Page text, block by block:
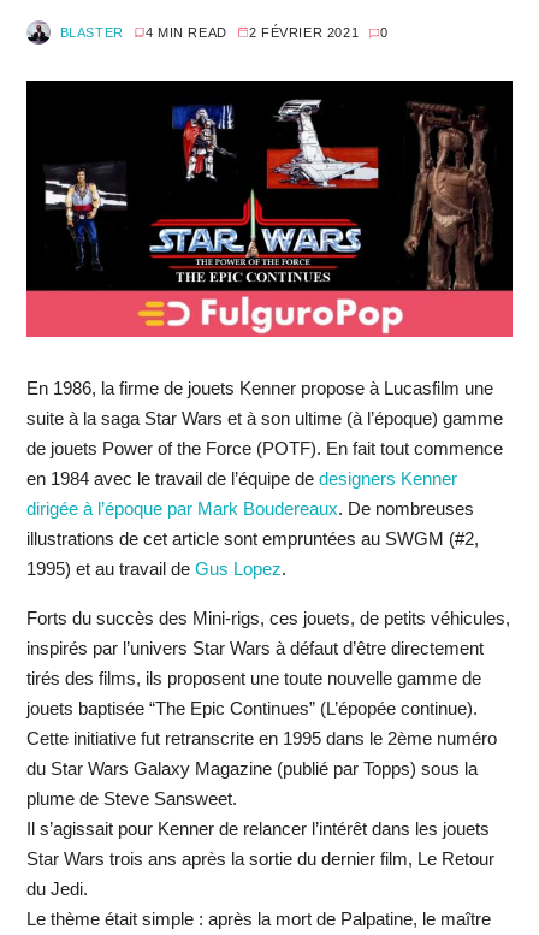
BLASTER 4 MIN READ 2 FÉVRIER 2021 0
En 1986, la firme de jouets Kenner propose à Lucasfilm une
suite à la saga Star Wars et à son ultime (à l’époque) gamme
de jouets Power of the Force (POTF). En fait tout commence
en 1984 avec le travail de l’équipe de designers Kenner
dirigée à l’époque par Mark Boudereaux. De nombreuses
illustrations de cet article sont empruntées au SWGM (#2,
1995) et au travail de Gus Lopez.
Forts du succès des Mini-rigs, ces jouets, de petits véhicules,
inspirés par l’univers Star Wars à défaut d’être directement
tirés des films, ils proposent une toute nouvelle gamme de
jouets baptisée “The Epic Continues” (L’épopée continue).
Cette initiative fut retranscrite en 1995 dans le 2ème numéro
du Star Wars Galaxy Magazine (publié par Topps) sous la
plume de Steve Sansweet.
Il s’agissait pour Kenner de relancer l’intérêt dans les jouets
Star Wars trois ans après la sortie du dernier film, Le Retour
du Jedi.
Le thème était simple : après la mort de Palpatine, le maître